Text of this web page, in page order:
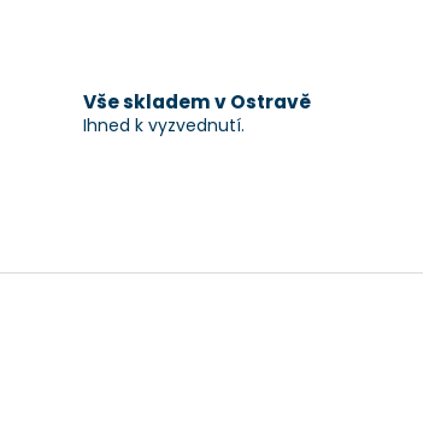
Vše skladem v Ostravě
Ihned k vyzvednutí.